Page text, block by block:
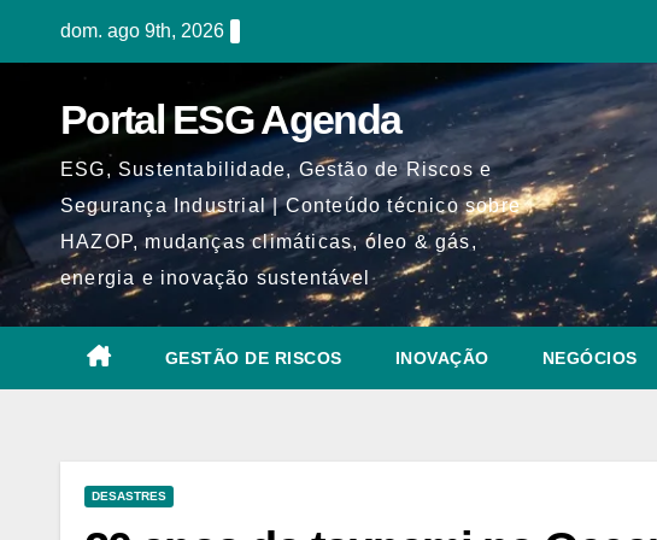
dom. ago 9th, 2026
Portal ESG Agenda
ESG, Sustentabilidade, Gestão de Riscos e
Segurança Industrial | Conteúdo técnico sobre
HAZOP, mudanças climáticas, óleo & gás,
energia e inovação sustentável
GESTÃO DE RISCOS INOVAÇÃO NEGÓCIOS
DESASTRES